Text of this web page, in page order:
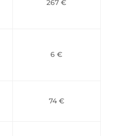
267 €
6 €
74 €